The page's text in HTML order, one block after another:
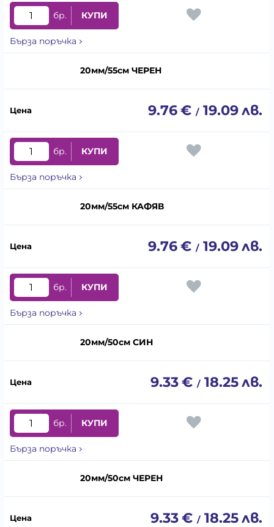
бр. КУПИ
Бърза поръчка
20мм/55см ЧЕРЕН
9.76€ / 19.09лв.
бр. КУПИ
Бърза поръчка
20мм/55см КАФЯВ
9.76€ / 19.09лв.
бр. КУПИ
Бърза поръчка
20мм/50см СИН
9.33€ / 18.25лв.
бр. КУПИ
Бърза поръчка
20мм/50см ЧЕРЕН
9.33€ / 18.25лв.